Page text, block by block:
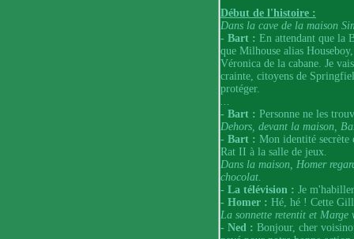
Début de l'histoire :
Dans la cave de la maison
- Bart : En attendant que la
que Milhouse alias
Véronica de la cabane. Je
crainte, citoyens de
protéger.
- Bart : Personne ne les
Dehors, devant la maison,
- Bart : Mon identité secrète
Rat II à la salle de jeux.
Dans la maison, Homer
chocolat.
- La télévision : Je
- Homer : Hé, hé ! Cette
La sonnette retentit et Marge
- Ned : Bonjour, cher